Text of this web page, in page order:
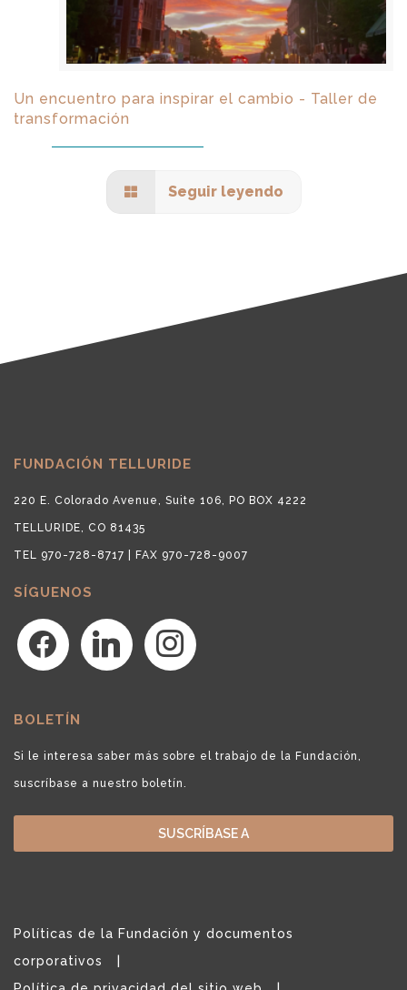
Un encuentro para inspirar el cambio - Taller de
transformación
Seguir leyendo
FUNDACIÓN TELLURIDE
220 E. Colorado Avenue, Suite 106, PO BOX 4222
TELLURIDE, CO 81435
TEL 970-728-8717 | FAX 970-728-9007
SÍGUENOS
facebook linkedin instagram
BOLETÍN
Si le interesa saber más sobre el trabajo de la Fundación,
suscríbase a nuestro boletín.
SUSCRÍBASE A
Políticas de la Fundación y documentos
corporativos